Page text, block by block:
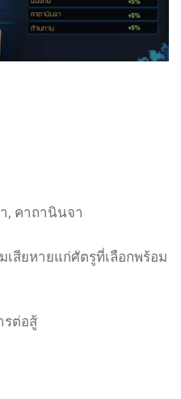
, คาถานินจา
เสียหายแก่ศัตรูที่เลือกพร้อม
รต่อสู้